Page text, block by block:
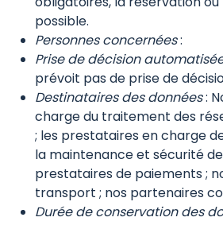
possible.
Personnes concernées:
Prise de décision
prévoit pas de prise de
Destinataires des données:
charge du traitement des
; les prestataires en charge
la maintenance et sécurité de
prestataires de paiements ;
transport ; nos partenaires
Durée de conservation des